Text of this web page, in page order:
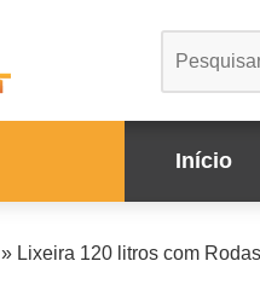
Início
» Lixeira 120 litros com Rodas